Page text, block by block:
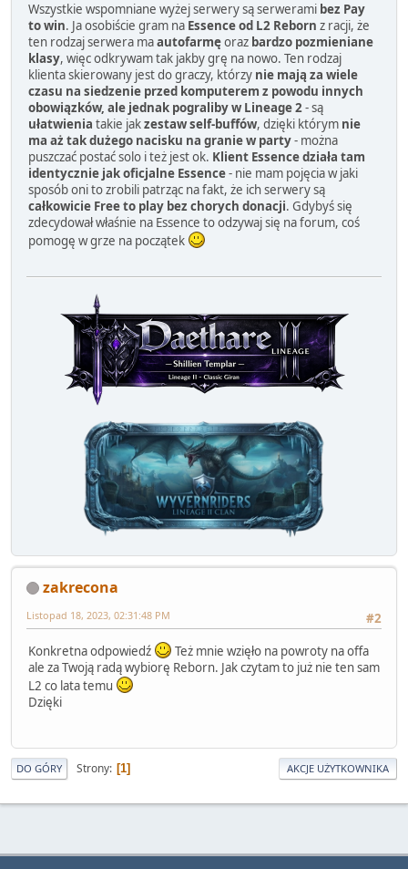
Wszystkie wspomniane wyżej serwery są serwerami bez Pay
to win. Ja osobiście gram na Essence od L2 Reborn z racji, że
ten rodzaj serwera maautofarmęoraz bardzo pozmieniane
klasy, więc odkrywam tak jakby grę na nowo. Ten rodzaj
klienta skierowany jest do graczy, którzy nie mają za wiele
czasu na siedzenie przed komputerem z powodu innych
obowiązków, ale jednak pograliby w Lineage 2- są
ułatwienia takie jakzestaw self-buffów, dzięki którym nie
ma aż tak dużego nacisku na granie w party- można
puszczać postać solo i też jest ok. Klient Essence działa tam
identycznie jak oficjalne Essence- nie mam pojęcia w jaki
sposób oni to zrobili patrząc na fakt, że ich serwery są
całkowicie Free to play bez chorych donacji. Gdybyś się
zdecydował właśnie na Essence to odzywaj się na forum, coś
pomogę w grze na początek
zakrecona
#2
Listopad 18, 2023, 02:31:48 PM
Konkretna odpowiedź
Też mnie wzięło na powroty na offa
ale za Twoją radą wybiorę Reborn. Jak czytam to już nie ten sam
L2 co lata temu
Dzięki
DO GÓRY Strony 1 AKCJE UŻYTKOWNIKA